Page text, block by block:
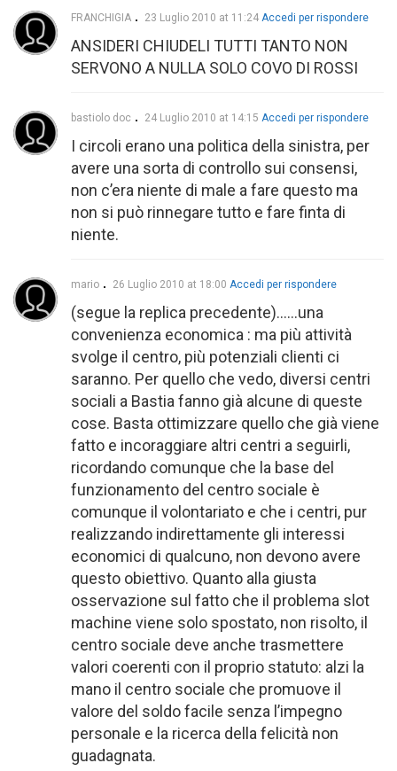
FRANCHIGIA 23 Luglio 2010 at 11:24 Accedi per rispondere
ANSIDERI CHIUDELI TUTTI TANTO NON
SERVONO A NULLA SOLO COVO DI ROSSI
bastiolo doc 24 Luglio 2010 at 14:15 Accedi per rispondere
I circoli erano una politica della sinistra, per
avere una sorta di controllo sui consensi,
non c’era niente di male a fare questo ma
non si può rinnegare tutto e fare finta di
niente.
mario 26 Luglio 2010 at 18:00 Accedi per rispondere
(segue la replica precedente)……una
convenienza economica : ma più attività
svolge il centro, più potenziali clienti ci
saranno. Per quello che vedo, diversi centri
sociali a Bastia fanno già alcune di queste
cose. Basta ottimizzare quello che già viene
fatto e incoraggiare altri centri a seguirli,
ricordando comunque che la base del
funzionamento del centro sociale è
comunque il volontariato e che i centri, pur
realizzando indirettamente gli interessi
economici di qualcuno, non devono avere
questo obiettivo. Quanto alla giusta
osservazione sul fatto che il problema slot
machine viene solo spostato, non risolto, il
centro sociale deve anche trasmettere
valori coerenti con il proprio statuto: alzi la
mano il centro sociale che promuove il
valore del soldo facile senza l’impegno
personale e la ricerca della felicità non
guadagnata.